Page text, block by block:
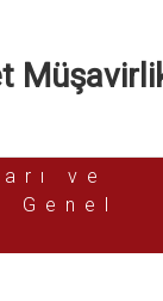
ve
Genel